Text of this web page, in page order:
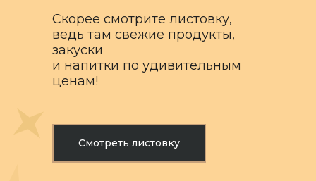
Скорее смотрите листовку,
ведь там свежие продукты,
закуски
и напитки по удивительным
ценам!
Смотреть листовку